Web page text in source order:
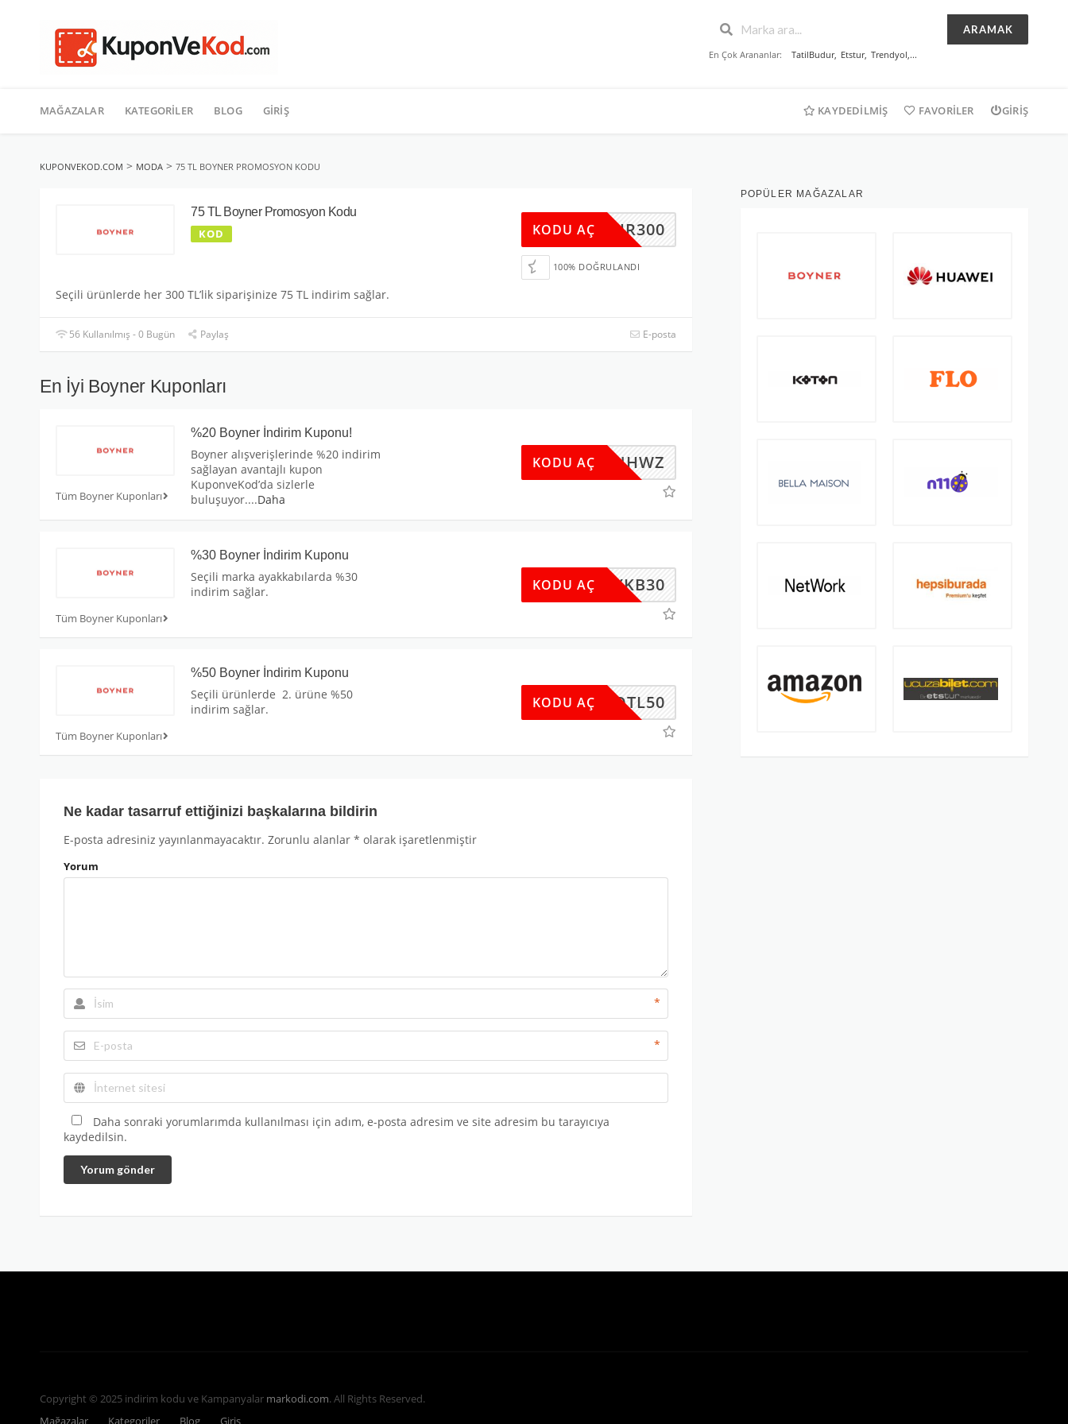
ARAMAK
En Çok Arananlar: TatilBudur, Etstur, Trendyol,...
geç
MAĞAZALAR KATEGORILER BLOG GIRIŞ KAYDEDILMIŞ FAVORILER GIRIŞ
KUPONVEKOD.COM > MODA > 75 TL BOYNER PROMOSYON KODU
75 TL Boyner Promosyon Kodu
KOD BHR300
KODU AÇ
100% DOĞRULANDI
Seçili ürünlerde her 300 TL’lik siparişinize 75 TL indirim sağlar.
56 Kullanılmış - 0 Bugün Paylaş E-posta
En İyi Boyner Kuponları
Tüm Boyner Kuponları
%20 Boyner İndirim Kuponu!
Boyner alışverişlerinde %20 indirim
sağlayan avantajlı kupon
KuponveKod’da sizlerle
buluşuyor....Daha
87BFNHWZ
KODU AÇ
Tüm Boyner Kuponları
%30 Boyner İndirim Kuponu
Seçili marka ayakkabılarda %30
indirim sağlar.
AYKB30
KODU AÇ
Tüm Boyner Kuponları
%50 Boyner İndirim Kuponu
Seçili ürünlerde 2. ürüne %50
indirim sağlar.
OTL50
KODU AÇ
Ne kadar tasarruf ettiğinizi başkalarına bildirin
E-posta adresiniz yayınlanmayacaktır. Zorunlu alanlar * olarak işaretlenmiştir
Yorum
*
*
Daha sonraki yorumlarımda kullanılması için adım, e-posta adresim ve site adresim bu tarayıcıya
kaydedilsin.
Yorum gönder
POPÜLER MAĞAZALAR
Copyright © 2025 indirim kodu ve Kampanyalar markodi.com. All Rights Reserved.